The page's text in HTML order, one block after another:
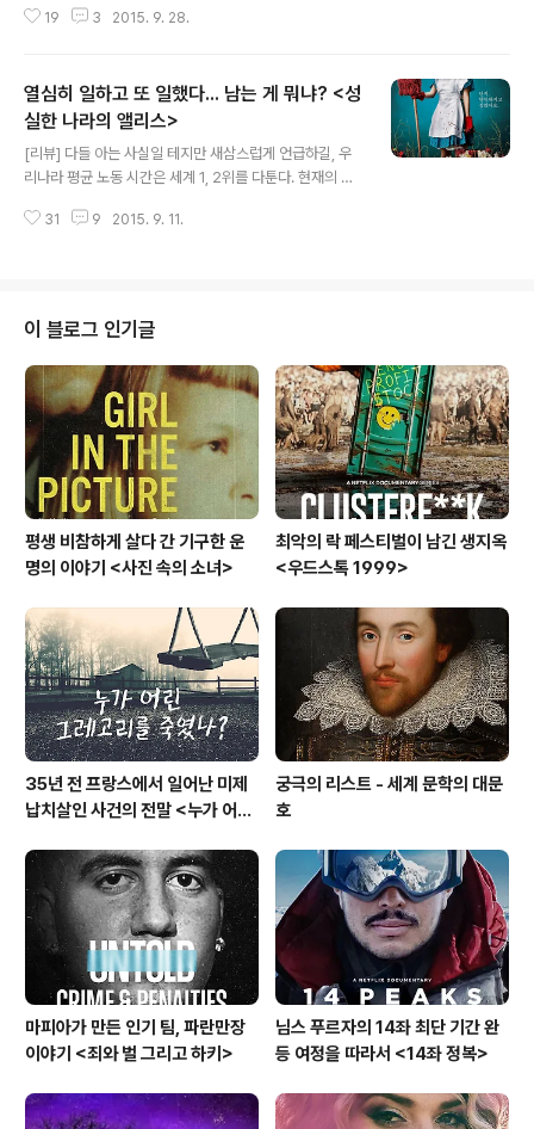
내버린 영화가 있습니다. 개봉 주차에는 흥행 실패, 2 주차
디+감동'의 적절한 조화를 보여주었어요. 그럼에도 관객수
에서 아쉬움이 남는데요. 이 영화의 손익분기점이 130만
명이라고 해요. 손익분기점도 그렇지만, 이 영화가 받은 호
평에 비해서 상대적으로 많지 많다는 것입니다. 가장 큰 이
유는 아무래도 1년 중 최성수기인 8월에 개봉했기 때문이
겠죠. 배경이 거의 겨울이고 또 온 가족이 함께 보면 좋을
19 3 2015. 9. 28.
열심히 일하고 또 일했다... 남는 게 뭐냐? <성
실한 나라의 앨리스>
[리뷰] 다들 아는 사실일 테지만 새삼스럽게 언급하길, 우
리나라 평균 노동 시간은 세계 1, 2위를 다툰다. 현재의 선
시기에 일했던 시간보다 많다고 한다. OECD 국가들 대부
는 이들이 성실하다. '성실'이라는 덕목의 위상이 예전보다
많이 낮아졌다고 하지만, 여전히 성실은 기본 덕목 중 하나
이다. 우리나라 모든 사람에 해당한다. 여유 따위는 배제한
채 정말 열심히 일을 한다. 왜 그렇게 열심히 일을 할까? 아
이러니하게도 현재보다 더 여유로운 삶을 위해서이다. 여
유를 버리고 열심히 일..
31 9 2015. 9. 11.
이 블로그 인기글
평생 비참하게 살다 간 기구한 운
명의 이야기 <사진 속의 소녀>
최악의 락 페스티벌이 남긴 생지옥
<우드스톡 1999>
35년 전 프랑스에서 일어난 미제
납치살인 사건의 전말 <누가 어린
궁극의 리스트 - 세계 문학의 대문
호
마피아가 만든 인기 팀, 파란만장
이야기 <죄와 벌 그리고 하키>
님스 푸르자의 14좌 최단 기간 완
등 여정을 따라서 <14좌 정복>